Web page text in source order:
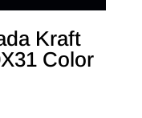
Kraft
Color